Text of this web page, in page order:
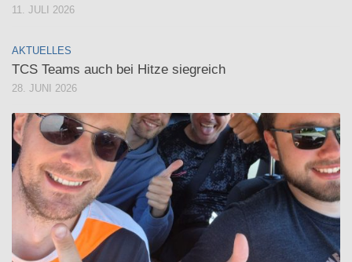
11. JULI 2026
AKTUELLES
TCS Teams auch bei Hitze siegreich
28. JUNI 2026